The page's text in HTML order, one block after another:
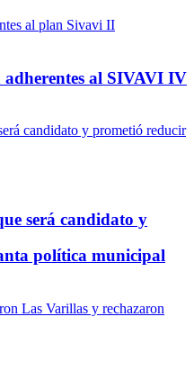
al SIVAVI IV
será candidato y
política municipal